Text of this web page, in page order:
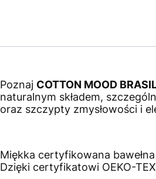
Poznaj COTTON MOOD
naturalnym składem,
oraz szczypty zmysłowości i
Miękka certyfikowana
Dzięki certyfikatowi OEKO-